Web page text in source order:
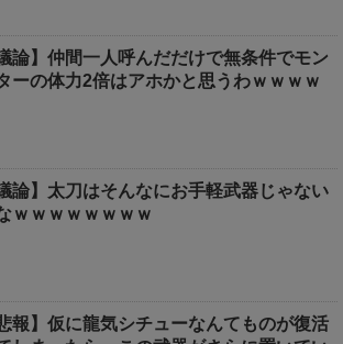
議論】仲間一人呼んだだけで無条件でモン
ーの体力2倍はアホかと思うわｗｗｗｗ
議論】太刀はそんなにお手軽武器じゃない
ｗｗｗｗｗｗｗｗ
悲報】仮に龍気シチューなんてものが復活